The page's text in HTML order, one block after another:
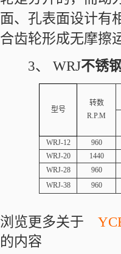
面、孔表面设计有
合齿轮形成无摩擦
3、 WRJ不锈
型号
转数
R.P.M
WRJ-12
960
WRJ-20
1440
WRJ-28
960
WRJ-38
960
浏览更多关于
的内容